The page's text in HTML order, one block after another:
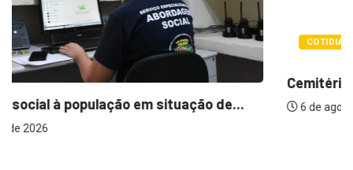
COTIDIANO
Cemitérios terão horário especial e missas no...
6 de agosto de 2026